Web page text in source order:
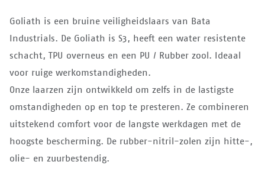
Goliath is een bruine veiligheidslaars van Bata
Industrials. De Goliath is S3, heeft een water resistente
schacht, TPU overneus en een PU / Rubber zool. Ideaal
voor ruige werkomstandigheden.
Onze laarzen zijn ontwikkeld om zelfs in de lastigste
omstandigheden op en top te presteren. Ze combineren
uitstekend comfort voor de langste werkdagen met de
hoogste bescherming. De rubber-nitril-zolen zijn hitte-,
olie- en zuurbestendig.